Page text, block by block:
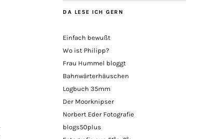
DA LESE ICH GERN
Einfach bewußt
Wo ist Philipp?
Frau Hummel bloggt
Bahnwärterhäuschen
Logbuch 35mm
Der Moorknipser
Norbert Eder Fotografie
blogs50plus